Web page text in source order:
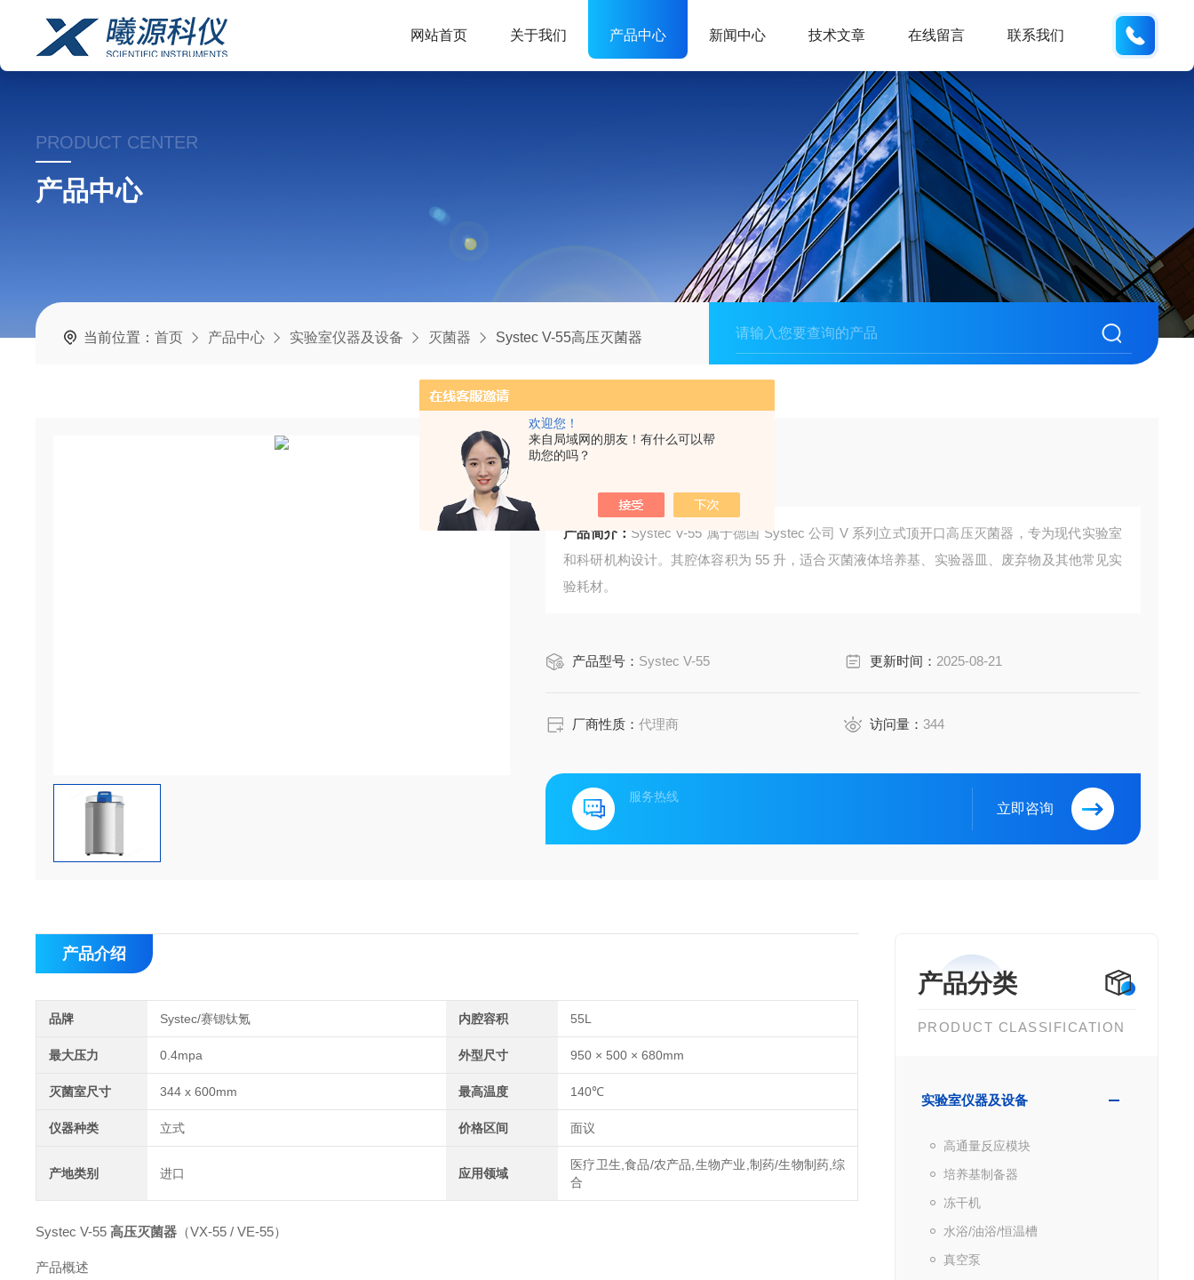
欢迎您！
来自局域网的朋友！有什么可以帮
助您的吗？
网站首页 关于我们 产品中心 新闻中心 技术文章 在线留言 联系我们
PRODUCT CENTER
产品中心
当前位置：首页 产品中心 实验室仪器及设备 灭菌器 Systec V-55高压灭菌器
产品简介： Systec V-55 属于德国 Systec 公司 V 系列立式顶开口高压灭菌器，专为现代实验室
和科研机构设计。其腔体容积为 55 升，适合灭菌液体培养基、实验器皿、废弃物及其他常见实
验耗材。
产品型号： Systec V-55 更新时间： 2025-08-21
厂商性质：代理商 访问量： 344
服务热线
立即咨询
产品分类
PRODUCT CLASSIFICATION
实验室仪器及设备
高通量反应模块
培养基制备器
冻干机
水浴/油浴/恒温槽
真空泵
产品介绍
品牌 Systec/赛锶钛氪 内腔容积 55L
最大压力 0.4mpa 外型尺寸 950 × 500 × 680mm
灭菌室尺寸 344 x 600mm 最高温度 140℃
仪器种类 立式 价格区间 面议
产地类别 进口 应用领域
医疗卫生,食品/农产品,生物产业,制药/生物制药,综
合
Systec V-55高压灭菌器 （VX-55 / VE-55）
产品概述